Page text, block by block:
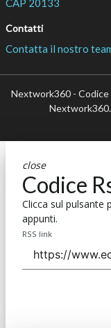
CAP 20133
Contatti
Contatta il nostro
Nextwork360 -
Nextwork360.
close
Codice
Clicca sul pulsante
appunti.
RSS link